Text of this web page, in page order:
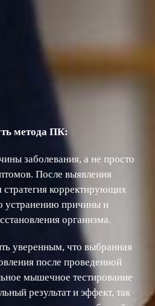
метода ПК:
заболевания, а не просто
После выявления
стратегия корректирующих
устранению причины и
организма.
уверенным, что выбранная
после проведенной
мышечное тестирование
результат и эффект, так